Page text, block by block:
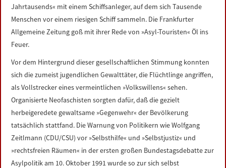
Jahrtausends« mit einem Schiffsanleger, auf dem sich Tausende
Menschen vor einem riesigen Schiff sammeln. Die Frankfurter
Allgemeine Zeitung goß mit ihrer Rede von »Asyl-Touristen« Öl ins
Feuer.
Vor dem Hintergrund dieser gesellschaftlichen Stimmung konnten
sich die zumeist jugendlichen Gewalttäter, die Flüchtlinge angriffen,
als Vollstrecker eines vermeintlichen »Volkswillens« sehen.
Organisierte Neofaschisten sorgten dafür, daß die gezielt
herbeigeredete gewaltsame »Gegenwehr« der Bevölkerung
tatsächlich stattfand. Die Warnung von Politikern wie Wolfgang
Zeitlmann (CDU/CSU) vor »Selbsthilfe« und »Selbstjustiz« und
»rechtsfreien Räumen« in der ersten großen Bundestagsdebatte zur
Asylpolitik am 10. Oktober 1991 wurde so zur sich selbst